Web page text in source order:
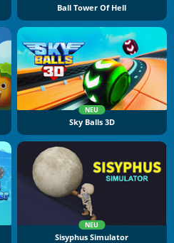
Ball Tower Of Hell
NEU
Sky Balls 3D
NEU
Sisyphus Simulator